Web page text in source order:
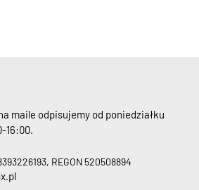
maile odpisujemy od poniedziałku
16:00.
REGON 520508894